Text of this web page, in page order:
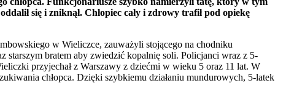
się i zniknął. Chłopiec cały i zdrowy trafił pod opiekę
w Wieliczce, zauważyli stojącego na chodniku
starszym bratem aby zwiedzić kopalnię soli. Policjanci wraz z 5-
przyjechał z Warszawy z dziećmi w wieku 5 oraz 11 lat. W
chłopca. Dzięki szybkiemu działaniu mundurowych, 5-latek